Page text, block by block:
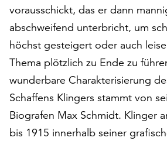
alle
Cookies
zu
akzeptieren.
Sie
können
Ihr
Einverständnis
jederzeit
ändern
vorausschickt, das er dann
abschweifend unterbricht, um
höchst gesteigert oder auch
Thema plötzlich zu Ende zu
wunderbare Charakterisierung
Schaffens Klingers stammt von
Biografen Max Schmidt. Klinger
bis 1915 innerhalb seiner